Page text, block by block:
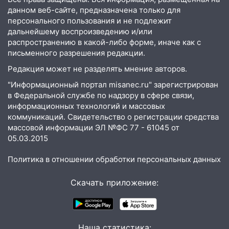
Федерации: возбуждено уголовное дело
11:16 В Ульяновске ищут 37-летнего
мужчину, пропавшего ещё 19 июля
хаски: куда сходить в Ульяновской
области 8–9 августа
10:11 Директора ульяновской
«Нефтяной топливной компании» будут
судить за неуплату 48,4 млн рублей
налогов
09:28
Дети на дорогах: пострадали
пешеходы. Обзор крупных аварий в
Ульяновской области
Поджог со свечой, 16 сгоревших
данном веб-сайте, предназначена только для
персонального пользования и не подлежит
дальнейшему воспроизведению и/или
распространению в какой-либо форме, иначе как с
письменного разрешения редакции.
Редакция может не разделять мнение авторов.
"Информационный портал misanec.ru" зарегистрирован
в Федеральной службе по надзору в сфере связи,
информационных технологий и массовых
коммуникаций. Свидетельство о регистрации средства
массовой информации ЭЛ №ФС 77 - 61045 от
05.03.2015
Политика в отношении обработки персональных данных
Скачать приложение: